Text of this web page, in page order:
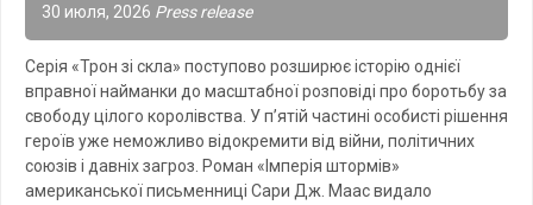
30 июля, 2026 Press release
Серія «Трон зі скла» поступово розширює історію однієї
вправної найманки до масштабної розповіді про боротьбу за
свободу цілого королівства. У п’ятій частині особисті рішення
героїв уже неможливо відокремити від війни, політичних
союзів і давніх загроз. Роман «Імперія штормів»
американської письменниці Сари Дж. Маас видало